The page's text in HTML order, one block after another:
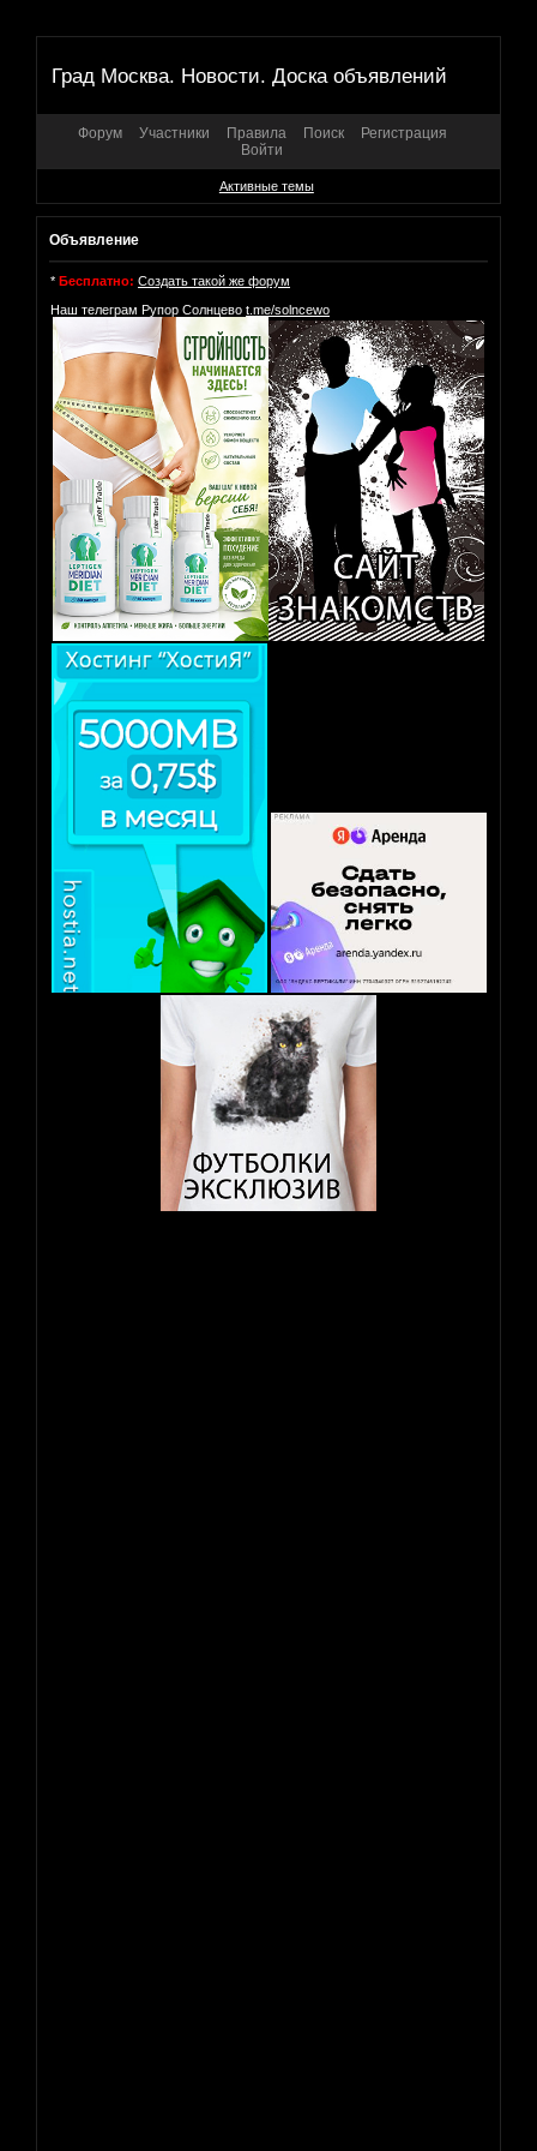
Град Москва. Новости. Доска объявлений
Форум Участники Правила Поиск
Регистрация
Войти
Активные темы
Объявление
* Бесплатно: Создать такой же форум
Наш телеграм Рупор Солнцево t.me/solncewo